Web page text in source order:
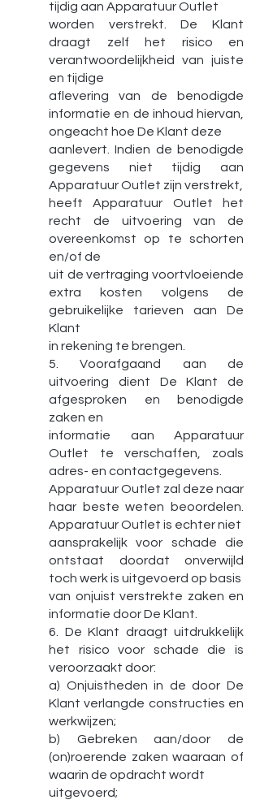
tijdig aan Apparatuur Outlet
worden verstrekt. De Klant
draagt zelf het risico en
verantwoordelijkheid van juiste
en tijdige
aflevering van de benodigde
informatie en de inhoud hiervan,
ongeacht hoe De Klant deze
aanlevert. Indien de benodigde
gegevens niet tijdig aan
Apparatuur Outlet zijn verstrekt,
heeft Apparatuur Outlet het
recht de uitvoering van de
overeenkomst op te schorten
en/of de
uit de vertraging voortvloeiende
extra kosten volgens de
gebruikelijke tarieven aan De
Klant
in rekening te brengen.
5. Voorafgaand aan de
uitvoering dient De Klant de
afgesproken en benodigde
zaken en
informatie aan Apparatuur
Outlet te verschaffen, zoals
adres- en contactgegevens.
Apparatuur Outlet zal deze naar
haar beste weten beoordelen.
Apparatuur Outlet is echter niet
aansprakelijk voor schade die
ontstaat doordat onverwijld
toch werk is uitgevoerd op basis
van onjuist verstrekte zaken en
informatie door De Klant.
6. De Klant draagt uitdrukkelijk
het risico voor schade die is
veroorzaakt door:
a) Onjuistheden in de door De
Klant verlangde constructies en
werkwijzen;
b) Gebreken aan/door de
(on)roerende zaken waaraan of
waarin de opdracht wordt
uitgevoerd;